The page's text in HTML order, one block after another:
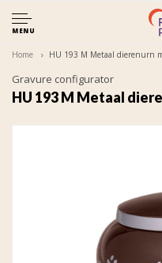
MENU
Home HU 193 M Metaal dierenurn
Gravure configurator
HU 193 M Metaal